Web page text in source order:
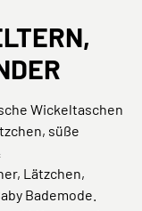
Wickeltaschen
süße
Lätzchen,
Bademode.